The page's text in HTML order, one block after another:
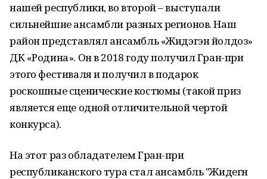
нашей республики, во второй – выступали
сильнейшие ансамбли разных регионов. Наш
район представлял ансамбль «Жидэгэн йолдоз»
ДК «Родина». Он в 2018 году получил Гран-при
этого фестиваля и получил в подарок
роскошные сценические костюмы (такой приз
является еще одной отличительной чертой
конкурса).
На этот раз обладателем Гран-при
республиканского тура стал ансамбль "Жидегән